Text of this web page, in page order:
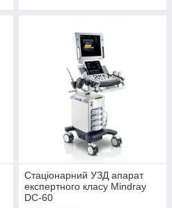
Стаціонарний УЗД апарат
експертного класу Mindray
DC-60